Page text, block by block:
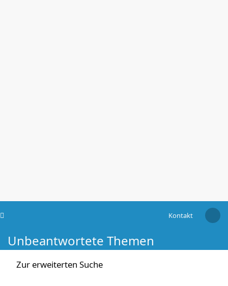
Kontakt
Unbeantwortete Themen
Zur erweiterten Suche